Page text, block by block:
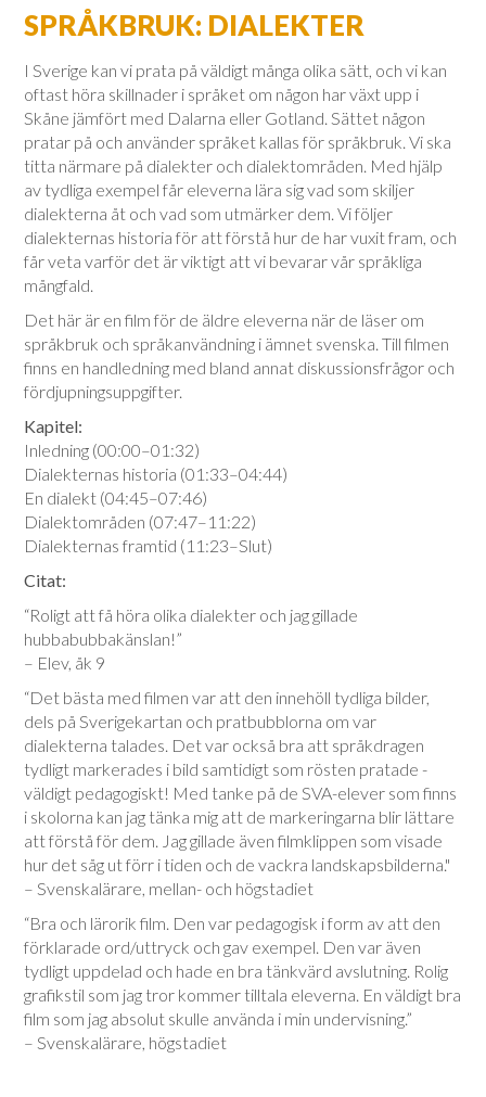
SPRÅKBRUK: DIALEKTER
I Sverige kan vi prata på väldigt många olika sätt, och vi kan
oftast höra skillnader i språket om någon har växt upp i
Skåne jämfört med Dalarna eller Gotland. Sättet någon
pratar på och använder språket kallas för språkbruk. Vi ska
titta närmare på dialekter och dialektområden. Med hjälp
av tydliga exempel får eleverna lära sig vad som skiljer
dialekterna åt och vad som utmärker dem. Vi följer
dialekternas historia för att förstå hur de har vuxit fram, och
får veta varför det är viktigt att vi bevarar vår språkliga
mångfald.
Det här är en film för de äldre eleverna när de läser om
språkbruk och språkanvändning i ämnet svenska. Till filmen
finns en handledning med bland annat diskussionsfrågor och
fördjupningsuppgifter.
Kapitel:
Inledning (00:00–01:32)
Dialekternas historia (01:33–04:44)
En dialekt (04:45–07:46)
Dialektområden (07:47–11:22)
Dialekternas framtid (11:23–Slut)
Citat:
“Roligt att få höra olika dialekter och jag gillade
hubbabubbakänslan!”
– Elev, åk 9
“Det bästa med filmen var att den innehöll tydliga bilder,
dels på Sverigekartan och pratbubblorna om var
dialekterna talades. Det var också bra att språkdragen
tydligt markerades i bild samtidigt som rösten pratade -
väldigt pedagogiskt! Med tanke på de SVA-elever som finns
i skolorna kan jag tänka mig att de markeringarna blir lättare
att förstå för dem. Jag gillade även filmklippen som visade
hur det såg ut förr i tiden och de vackra landskapsbilderna."
– Svenskalärare, mellan- och högstadiet
“Bra och lärorik film. Den var pedagogisk i form av att den
förklarade ord/uttryck och gav exempel. Den var även
tydligt uppdelad och hade en bra tänkvärd avslutning. Rolig
grafikstil som jag tror kommer tilltala eleverna. En väldigt bra
film som jag absolut skulle använda i min undervisning.”
– Svenskalärare, högstadiet